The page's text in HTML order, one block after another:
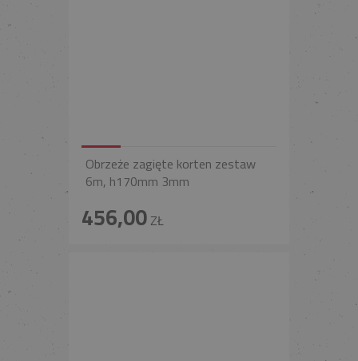
Obrzeże zagięte korten zestaw
6m, h170mm 3mm
456,00ZŁ